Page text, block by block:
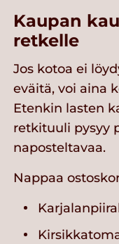
Kaupan
retkelle
Jos kotoa ei
eväitä, voi aina
Etenkin lasten
retkituuli pysyy
naposteltavaa.
Nappaa